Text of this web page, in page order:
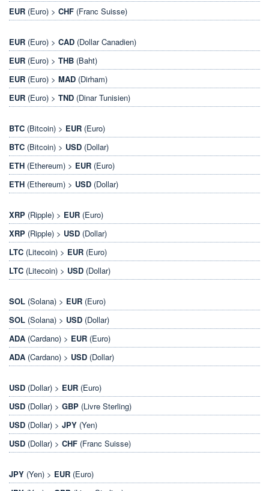
EUR (Euro) > CHF (Franc Suisse)
EUR (Euro) > CAD (Dollar Canadien)
EUR (Euro) > THB (Baht)
EUR (Euro) > MAD (Dirham)
EUR (Euro) > TND (Dinar Tunisien)
BTC (Bitcoin) > EUR (Euro)
BTC (Bitcoin) > USD (Dollar)
ETH (Ethereum) > EUR (Euro)
ETH (Ethereum) > USD (Dollar)
XRP (Ripple) > EUR (Euro)
XRP (Ripple) > USD (Dollar)
LTC (Litecoin) > EUR (Euro)
LTC (Litecoin) > USD (Dollar)
SOL (Solana) > EUR (Euro)
SOL (Solana) > USD (Dollar)
ADA (Cardano) > EUR (Euro)
ADA (Cardano) > USD (Dollar)
USD (Dollar) > EUR (Euro)
USD (Dollar) > GBP (Livre Sterling)
USD (Dollar) > JPY (Yen)
USD (Dollar) > CHF (Franc Suisse)
JPY (Yen) > EUR (Euro)